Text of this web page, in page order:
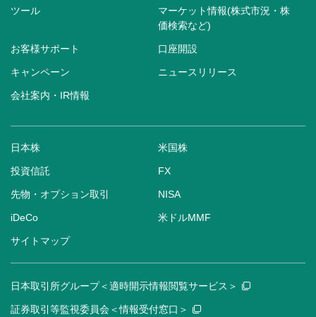
ツール
マーケット情報(株式市況・株
価検索など)
お客様サポート 口座開設
キャンペーン ニュースリリース
会社案内・IR情報
日本株 米国株
投資信託 FX
先物・オプション取引 NISA
iDeCo 米ドルMMF
サイトマップ
日本取引所グループ＜適時開示情報閲覧サービス＞
証券取引等監視委員会＜情報受付窓口＞